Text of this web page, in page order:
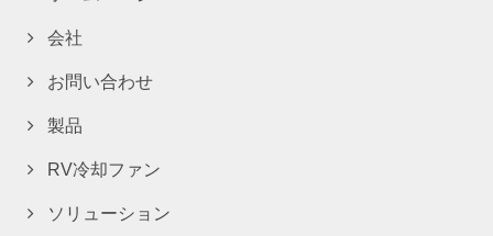
会社
お問い合わせ
製品
RV冷却ファン
ソリューション